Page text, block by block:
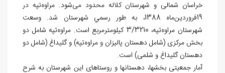
خراسان شمالی و شهرستان کلاله محدود می‌شود. مراوه‌تپه در
19فروردین‌ماه 1388، به طور رسمي شهرستان شد. وسعت
شهرستان مراوه‌تپه، 3/3210 کیلومترمربع است. مراوه‌تپه شامل دو
بخش مرکزی (شامل دهستان پالیزان و مراوه‌تپه) و گلیداغ (شامل دو
دهستان گلیداغ و شلمی) است.
آمار جمعیتی بخش‏ها، دهستان‏ها و روستاهای این شهرستان به شرح